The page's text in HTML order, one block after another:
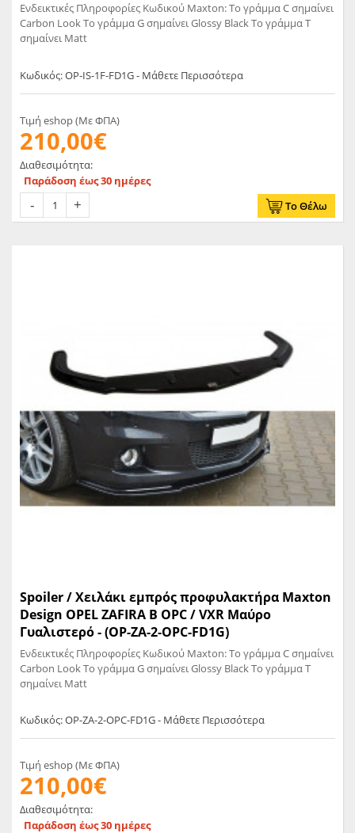
Ενδεικτικές Πληροφορίες Κωδικού Maxton: Το γράμμα C σημαίνει
Carbon Look Το γράμμα G σημαίνει Glossy Black Το γράμμα T
σημαίνει Matt
Κωδικός: OP-IS-1F-FD1G - Μάθετε Περισσότερα
Τιμή eshop (Με ΦΠΑ)
210,00€
Διαθεσιμότητα:
Παράδοση έως 30 ημέρες
Το Θέλω
Spoiler / Χειλάκι εμπρός προφυλακτήρα Maxton
Design OPEL ZAFIRA B OPC / VXR Μαύρο
Γυαλιστερό - (OP-ZA-2-OPC-FD1G)
Ενδεικτικές Πληροφορίες Κωδικού Maxton: Το γράμμα C σημαίνει
Carbon Look Το γράμμα G σημαίνει Glossy Black Το γράμμα T
σημαίνει Matt
Κωδικός: OP-ZA-2-OPC-FD1G - Μάθετε Περισσότερα
Τιμή eshop (Με ΦΠΑ)
210,00€
Διαθεσιμότητα:
Παράδοση έως 30 ημέρες